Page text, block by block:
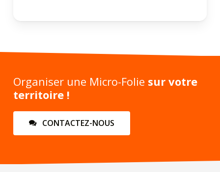
Organiser une Micro-Folie sur votre
territoire !
CONTACTEZ-NOUS